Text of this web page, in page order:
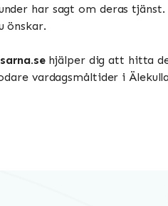
har sagt om deras tjänst.
önskar.
hjälper dig att hitta
vardagsmåltider i